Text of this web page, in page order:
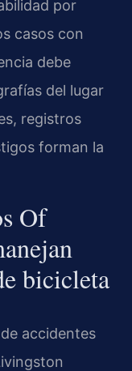
por
casos con
debe
del lugar
registros
forman la
Of
bicicleta
accidentes